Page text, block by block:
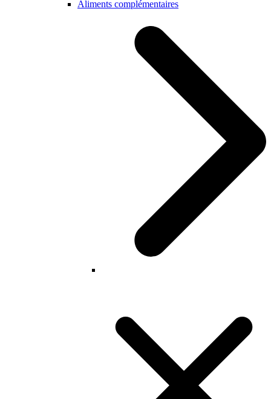
Aliments complémentaires